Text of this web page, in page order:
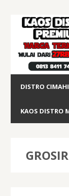
DISTRO CIMAHI
KAOS DISTRO